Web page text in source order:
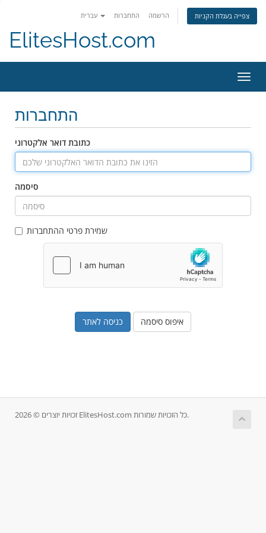
התחברות הרשמה צפייה בעגלת הקניות
ElitesHost.com
ניווט
התחברות
כתובת דואר אלקטרוני
סיסמה
שמירת פרטי ההתחברות
איפוס סיסמה
זכויות יוצרים © 2026 ElitesHost.com כל הזכויות שמורות.